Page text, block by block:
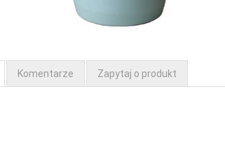
Komentarze Zapytaj o produkt